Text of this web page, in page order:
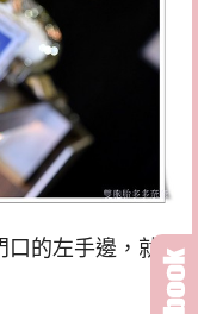
的左手邊，就